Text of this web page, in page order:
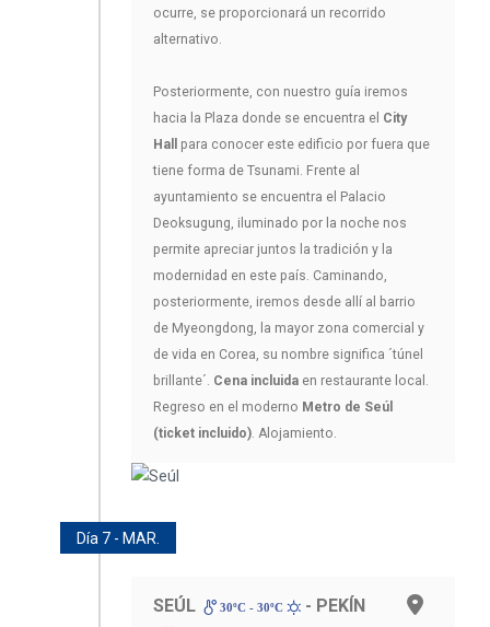
ocurre, se proporcionará un recorrido
alternativo.
Posteriormente, con nuestro guía iremos
hacia la Plaza donde se encuentra el City
Hall
para conocer este edificio por fuera que
tiene forma de Tsunami. Frente al
ayuntamiento se encuentra el Palacio
Deoksugung, iluminado por la noche nos
permite apreciar juntos la tradición y la
modernidad en este país. Caminando,
posteriormente, iremos desde allí al barrio
de Myeongdong, la mayor zona comercial y
de vida en Corea, su nombre significa ´túnel
brillante´. Cena incluida en restaurante local.
Regreso en el moderno Metro de Seúl
(ticket incluido). Alojamiento.
Día 7 - MAR.
SEÚL 30ºC - 30ºC - PEKÍN